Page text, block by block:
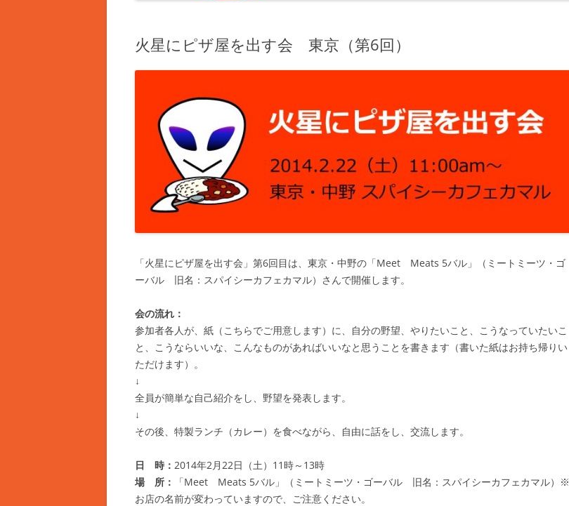
火星にピザ屋を出す会 東京（第6回）
「火星にピザ屋を出す会」第6回目は、東京・中野の「Meet Meats 5バル」（ミートミーツ・ゴ
ーバル 旧名：スパイシーカフェカマル）さんで開催します。
会の流れ：
参加者各人が、紙（こちらでご用意します）に、自分の野望、やりたいこと、こうなっていたいこ
と、こうならいいな、こんなものがあればいいなと思うことを書きます（書いた紙はお持ち帰りい
ただけます）。
↓
全員が簡単な自己紹介をし、野望を発表します。
↓
その後、特製ランチ（カレー）を食べながら、自由に話をし、交流します。
日 時： 2014年2月22日（土）11時～13時
場 所：
「Meet Meats 5バル」（ミートミーツ・ゴーバル 旧名：スパイシーカフェカマル）※
お店の名前が変わっていますので、ご注意ください。